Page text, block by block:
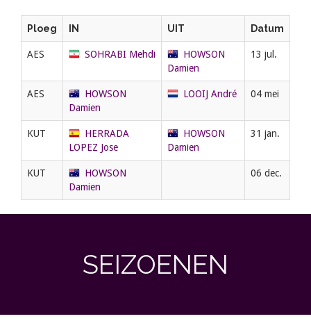
Ploeg IN UIT Datum
AES SOHRABI Mehdi
HOWSON
Damien
13 jul.
AES
HOWSON
Damien
LOOIJ André 04 mei
KUT
HERRADA
LOPEZ Jose
HOWSON
Damien
31 jan.
KUT
HOWSON
Damien
06 dec.
SEIZOENEN